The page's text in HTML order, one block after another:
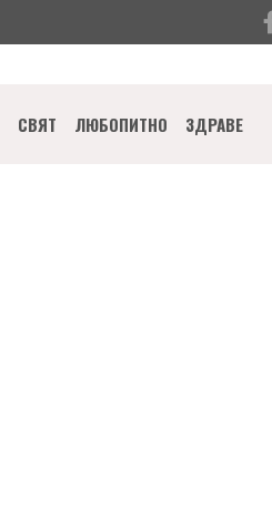
СВЯТ ЛЮБОПИТНО ЗДРАВЕ